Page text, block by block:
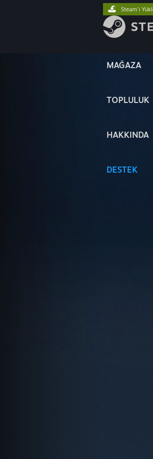
MAĞAZA
TOPLULUK
HAKKINDA
DESTEK
Steam'i